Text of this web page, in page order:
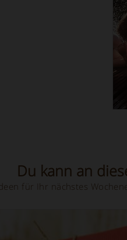
Du kann an
für Ihr nächstes